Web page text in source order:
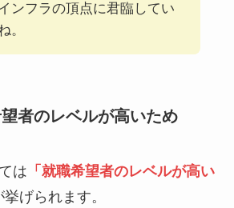
ンフラの頂点に君臨してい
。
者のレベルが高いため
は 「就職希望者のレベルが高い
げられます。